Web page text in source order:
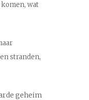
wat
stranden,
geheim